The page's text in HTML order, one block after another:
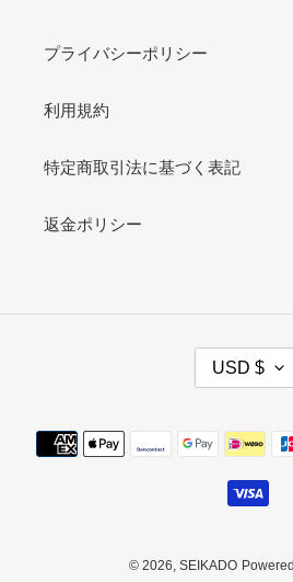
プライバシーポリシー
利用規約
特定商取引法に基づく表記
返金ポリシー
R
E
USD $
© 2026, SEIKADO